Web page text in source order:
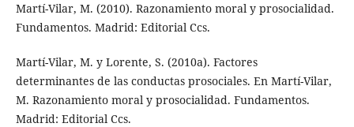
Martí-Vilar, M. (2010). Razonamiento moral y prosocialidad.
Fundamentos. Madrid: Editorial Ccs.
Martí-Vilar, M. y Lorente, S. (2010a). Factores
determinantes de las conductas prosociales. En Martí-Vilar,
M. Razonamiento moral y prosocialidad. Fundamentos.
Madrid: Editorial Ccs.